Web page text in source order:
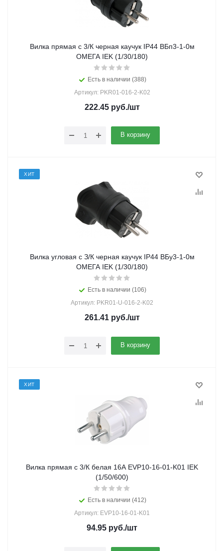
Вилка прямая с 3/К черная каучук IP44 ВБп3-1-0м
ОМЕГА IEK (1/30/180)
Есть в наличии (388)
Артикул: PKR01-016-2-K02
222.45руб./шт
В корзину
ХИТ
Вилка угловая с З/К черная каучук IP44 ВБу3-1-0м
ОМЕГА IEK (1/30/180)
Есть в наличии (106)
Артикул: PKR01-U-016-2-K02
261.41руб./шт
В корзину
ХИТ
Вилка прямая с 3/К белая 16А EVP10-16-01-K01 IEK
(1/50/600)
Есть в наличии (412)
Артикул: EVP10-16-01-K01
94.95 руб./шт